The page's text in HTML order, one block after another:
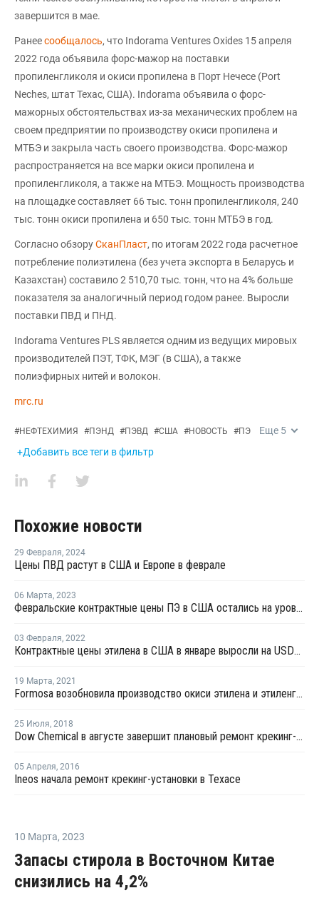
завершится в мае.
Ранеесообщалось, что Indorama Ventures Oxides 15 апреля
2022 года объявила форс-мажор на поставки
пропиленгликоля и окиси пропилена в Порт Нечесе (Port
Neches, штат Техас, США). Indorama объявила о форс-
мажорных обстоятельствах из-за механических проблем на
своем предприятии по производству окиси пропилена и
МТБЭ и закрыла часть своего производства. Форс-мажор
распространяется на все марки окиси пропилена и
пропиленгликоля, а также на МТБЭ. Мощность производства
на площадке составляет 66 тыс. тонн пропиленгликоля, 240
тыс. тонн окиси пропилена и 650 тыс. тонн МТБЭ в год.
Согласно обзоруСканПласт, по итогам 2022 года расчетное
потребление полиэтилена (без учета экспорта в Беларусь и
Казахстан) составило 2 510,70 тыс. тонн, что на 4% больше
показателя за аналогичный период годом ранее. Выросли
поставки ПВД и ПНД.
Indorama Ventures PLS является одним из ведущих мировых
производителей ПЭТ, ТФК, МЭГ (в США), а также
полиэфирных нитей и волокон.
mrc.ru
#НЕФТЕХИМИЯ #ПЭНД #ПЭВД #США #НОВОСТЬ #ПЭ Еще 5
+Добавить все теги в фильтр
Похожие новости
29 Февраля, 2024
Цены ПВД растут в США и Европе в феврале
06 Марта, 2023
Февральские контрактные цены ПЭ в США остались на уровне января
03 Февраля, 2022
Контрактные цены этилена в США в январе выросли на USD115,5 за тонну
19 Марта, 2021
Formosa возобновила производство окиси этилена и этиленгликоля в Пойнт-Комфорт
25 Июля, 2018
Dow Chemical в августе завершит плановый ремонт крекинг-установки в Баия-Бланка
05 Апреля, 2016
Ineos начала ремонт крекинг-установки в Техасе
10 Марта, 2023
Запасы стирола в Восточном Китае
снизились на 4,2%